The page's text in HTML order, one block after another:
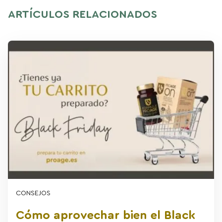
ARTÍCULOS RELACIONADOS
CONSEJOS
Cómo aprovechar bien el Black